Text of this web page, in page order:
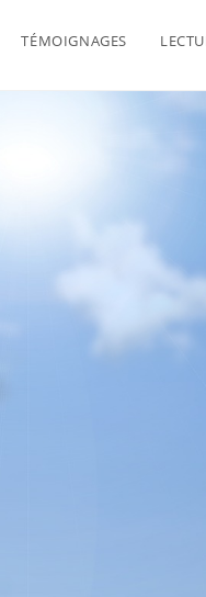
TÉMOIGNAGES